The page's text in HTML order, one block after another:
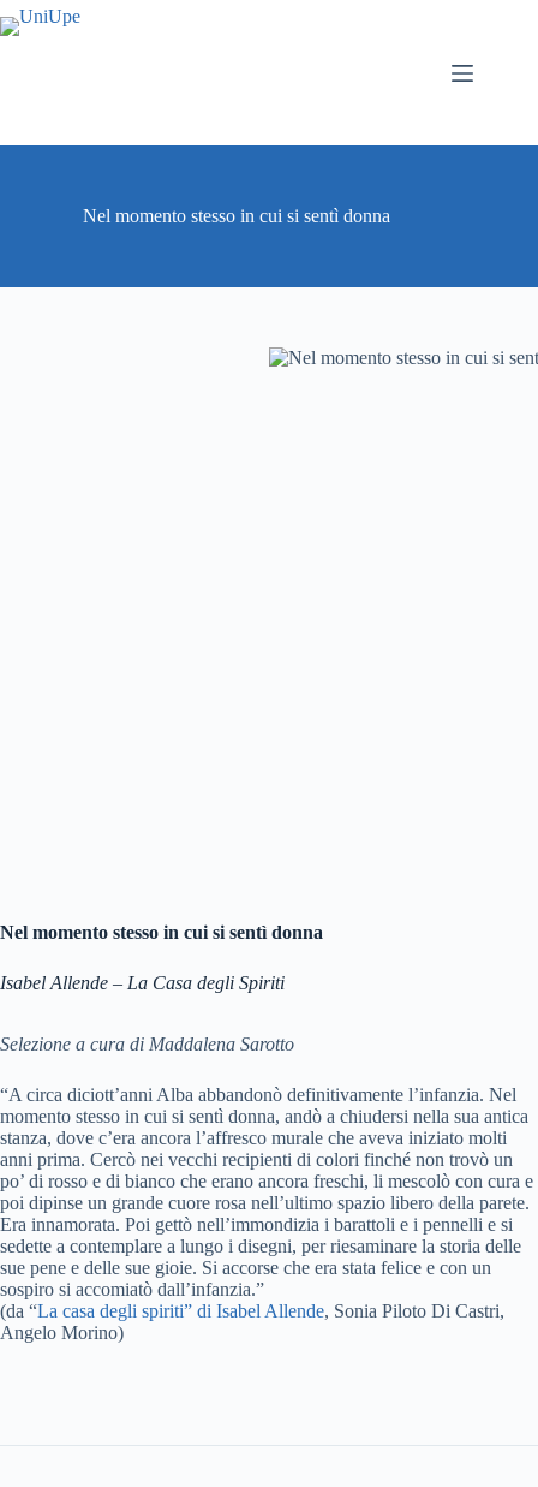
Salta
al
Nel momento stesso in cui si sentì donna
Nel momento stesso in cui si sentì donna
Isabel Allende – La Casa degli Spiriti
Selezione a cura di Maddalena Sarotto
“A circa diciott’anni Alba abbandonò definitivamente l’infanzia. Nel
momento stesso in cui si sentì donna, andò a chiudersi nella sua antica
stanza, dove c’era ancora l’affresco murale che aveva iniziato molti
anni prima. Cercò nei vecchi recipienti di colori finché non trovò un
po’ di rosso e di bianco che erano ancora freschi, li mescolò con cura e
poi dipinse un grande cuore rosa nell’ultimo spazio libero della parete.
Era innamorata. Poi gettò nell’immondizia i barattoli e i pennelli e si
sedette a contemplare a lungo i disegni, per riesaminare la storia delle
sue pene e delle sue gioie. Si accorse che era stata felice e con un
sospiro si accomiatò dall’infanzia.”
(da “La casa degli spiriti” di Isabel Allende, Sonia Piloto Di Castri,
Angelo Morino)